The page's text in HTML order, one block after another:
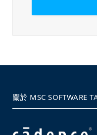
關於 MSC SOFTWARE